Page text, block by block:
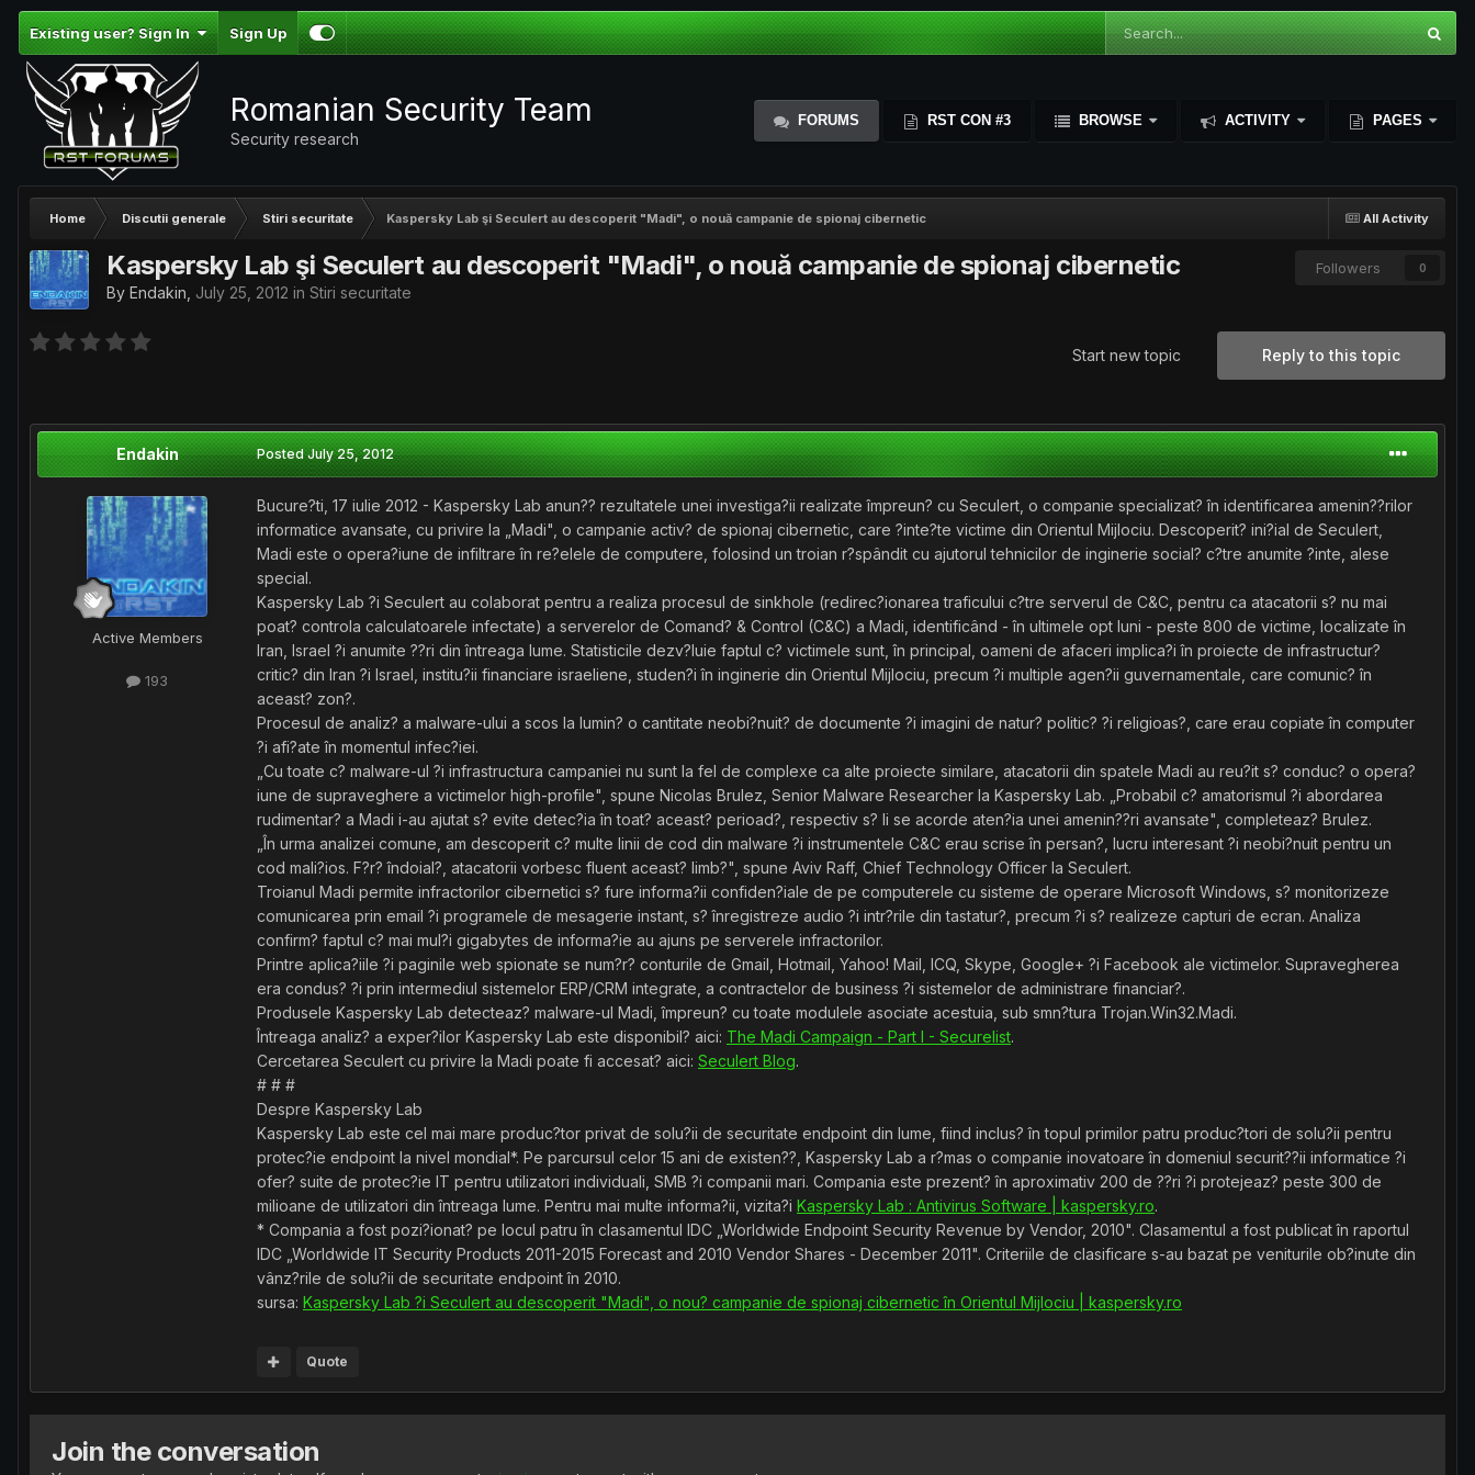
Existing user? Sign In Sign Up
Romanian Security Team
Security research
FORUMS RST CON #3 BROWSE ACTIVITY PAGES
All Activity
Home Discutii generale Stiri securitate Kaspersky Lab şi Seculert au descoperit "Madi", o nouă campanie de spionaj cibernetic
Followers 0
Kaspersky Lab şi Seculert au descoperit "Madi", o nouă campanie de spionaj cibernetic
By Endakin July 25, 2012 in Stiri securitate
Reply to this topic
Start new topic
Endakin
Active Members
193
PostedJuly 25, 2012
Bucure?ti, 17 iulie 2012 - Kaspersky Lab anun?? rezultatele unei investiga?ii realizate împreun? cu Seculert, o companie specializat? în identificarea amenin??rilor
informatice avansate, cu privire la „Madi", o campanie activ? de spionaj cibernetic, care ?inte?te victime din Orientul Mijlociu. Descoperit? ini?ial de Seculert,
Madi este o opera?iune de infiltrare în re?elele de computere, folosind un troian r?spândit cu ajutorul tehnicilor de inginerie social? c?tre anumite ?inte, alese
special.
Kaspersky Lab ?i Seculert au colaborat pentru a realiza procesul de sinkhole (redirec?ionarea traficului c?tre serverul de C&C, pentru ca atacatorii s? nu mai
poat? controla calculatoarele infectate) a serverelor de Comand? & Control (C&C) a Madi, identificând - în ultimele opt luni - peste 800 de victime, localizate în
Iran, Israel ?i anumite ??ri din întreaga lume. Statisticile dezv?luie faptul c? victimele sunt, în principal, oameni de afaceri implica?i în proiecte de infrastructur?
critic? din Iran ?i Israel, institu?ii financiare israeliene, studen?i în inginerie din Orientul Mijlociu, precum ?i multiple agen?ii guvernamentale, care comunic? în
aceast? zon?.
Procesul de analiz? a malware-ului a scos la lumin? o cantitate neobi?nuit? de documente ?i imagini de natur? politic? ?i religioas?, care erau copiate în computer
?i afi?ate în momentul infec?iei.
„Cu toate c? malware-ul ?i infrastructura campaniei nu sunt la fel de complexe ca alte proiecte similare, atacatorii din spatele Madi au reu?it s? conduc? o opera?
iune de supraveghere a victimelor high-profile", spune Nicolas Brulez, Senior Malware Researcher la Kaspersky Lab. „Probabil c? amatorismul ?i abordarea
rudimentar? a Madi i-au ajutat s? evite detec?ia în toat? aceast? perioad?, respectiv s? li se acorde aten?ia unei amenin??ri avansate", completeaz? Brulez.
„În urma analizei comune, am descoperit c? multe linii de cod din malware ?i instrumentele C&C erau scrise în persan?, lucru interesant ?i neobi?nuit pentru un
cod mali?ios. F?r? îndoial?, atacatorii vorbesc fluent aceast? limb?", spune Aviv Raff, Chief Technology Officer la Seculert.
Troianul Madi permite infractorilor cibernetici s? fure informa?ii confiden?iale de pe computerele cu sisteme de operare Microsoft Windows, s? monitorizeze
comunicarea prin email ?i programele de mesagerie instant, s? înregistreze audio ?i intr?rile din tastatur?, precum ?i s? realizeze capturi de ecran. Analiza
confirm? faptul c? mai mul?i gigabytes de informa?ie au ajuns pe serverele infractorilor.
Printre aplica?iile ?i paginile web spionate se num?r? conturile de Gmail, Hotmail, Yahoo! Mail, ICQ, Skype, Google+ ?i Facebook ale victimelor. Supravegherea
era condus? ?i prin intermediul sistemelor ERP/CRM integrate, a contractelor de business ?i sistemelor de administrare financiar?.
Produsele Kaspersky Lab detecteaz? malware-ul Madi, împreun? cu toate modulele asociate acestuia, sub smn?tura Trojan.Win32.Madi.
Întreaga analiz? a exper?ilor Kaspersky Lab este disponibil? aici: The Madi Campaign - Part I - Securelist.
Cercetarea Seculert cu privire la Madi poate fi accesat? aici: Seculert Blog.
# # #
Despre Kaspersky Lab
Kaspersky Lab este cel mai mare produc?tor privat de solu?ii de securitate endpoint din lume, fiind inclus? în topul primilor patru produc?tori de solu?ii pentru
protec?ie endpoint la nivel mondial*. Pe parcursul celor 15 ani de existen??, Kaspersky Lab a r?mas o companie inovatoare în domeniul securit??ii informatice ?i
ofer? suite de protec?ie IT pentru utilizatori individuali, SMB ?i companii mari. Compania este prezent? în aproximativ 200 de ??ri ?i protejeaz? peste 300 de
milioane de utilizatori din întreaga lume. Pentru mai multe informa?ii, vizita?i Kaspersky Lab : Antivirus Software | kaspersky.ro.
* Compania a fost pozi?ionat? pe locul patru în clasamentul IDC „Worldwide Endpoint Security Revenue by Vendor, 2010". Clasamentul a fost publicat în raportul
IDC „Worldwide IT Security Products 2011-2015 Forecast and 2010 Vendor Shares - December 2011". Criteriile de clasificare s-au bazat pe veniturile ob?inute din
vânz?rile de solu?ii de securitate endpoint în 2010.
sursa: Kaspersky Lab ?i Seculert au descoperit "Madi", o nou? campanie de spionaj cibernetic în Orientul Mijlociu | kaspersky.ro
Quote
Join the conversation